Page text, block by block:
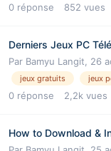
0 réponse 852 vues
Derniers Jeux PC
Par Bamyu Langit, 26
jeux gratuits jeux
0 réponse 2,2k vues
How to Download &